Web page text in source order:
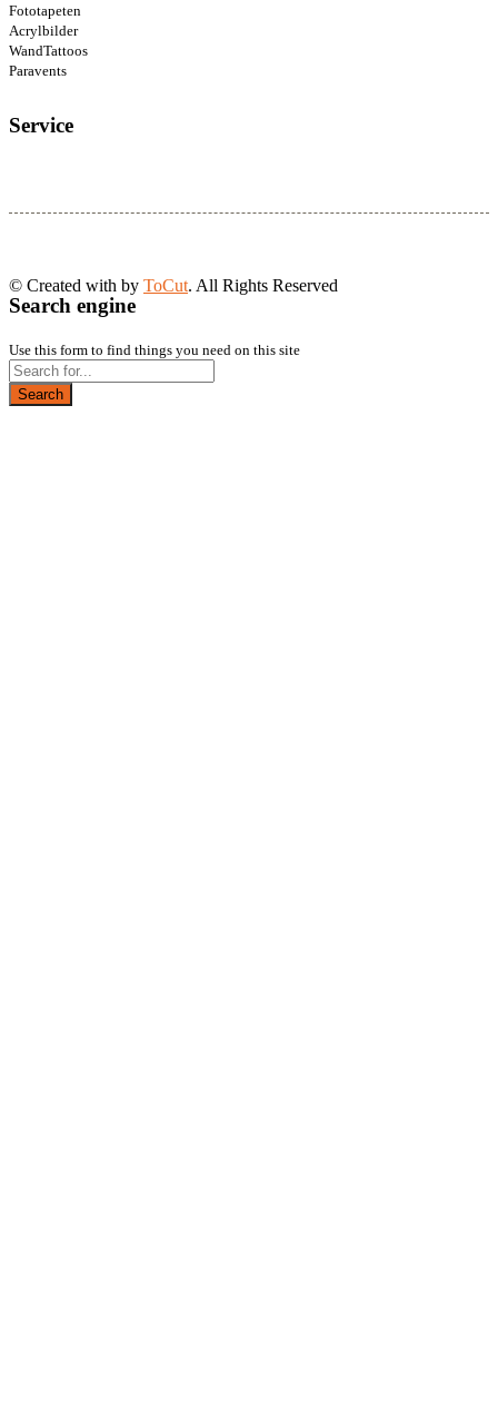
Fototapeten
Acrylbilder
WandTattoos
Paravents
Service
© Created with by ToCut. All Rights Reserved
Search engine
Use this form to find things you need on this site
Search